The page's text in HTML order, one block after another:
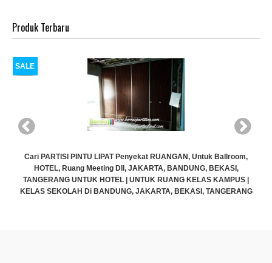
Produk Terbaru
Untuk Ballroom,
BEKASI,
KAMPUS |
TANGERANG
SALE
Cari PARTISI PINTU LIPAT Penyekat RUANGAN,
HOTEL, Ruang Meeting Dll, JAKARTA,
TANGERANG UNTUK HOTEL | UNTUK RUANG
KELAS SEKOLAH Di BANDUNG, JAKARTA, BEKASI,